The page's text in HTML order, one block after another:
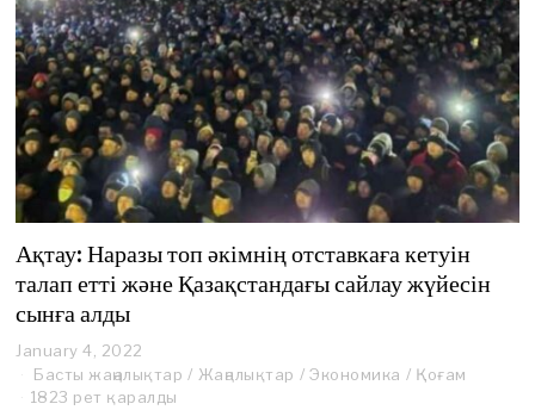
Ақтау: Наразы топ әкімнің отставкаға кетуін
талап етті және Қазақстандағы сайлау жүйесін
сынға алды
January 4, 2022
a
n
Басты жаңалықтар / Жаңалықтар / Экономика / Қоғам
1823 рет қаралды